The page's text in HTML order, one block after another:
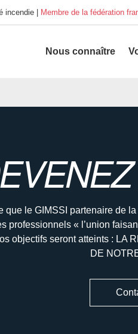
incendie | Membre de la fédération
Nous connaître
que le GIMSSI partenaire de
professionnels « l’union
objectifs seront atteints : LA
DE